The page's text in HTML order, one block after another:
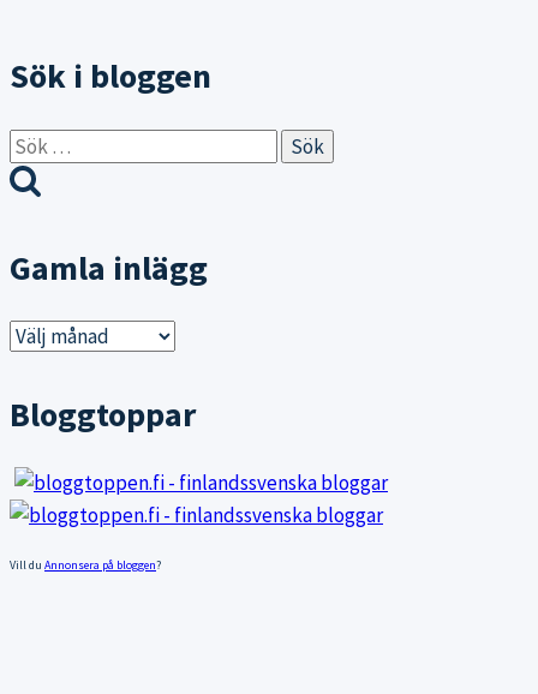
Sök i bloggen
Sök
efter:
Gamla inlägg
Gamla
Bloggtoppar
Vill du Annonsera på bloggen?